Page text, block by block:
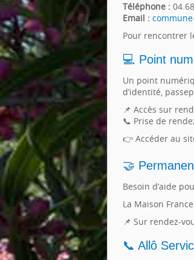
Téléphone :
Email :
Pour rencontrer
💻 Point
Un point
d’identité,
📌 Accès sur
📞 Prise de
👉 Accéder au
🤝
Besoin d’aide
La Maison
📌 Sur rendez-
📞 Allô